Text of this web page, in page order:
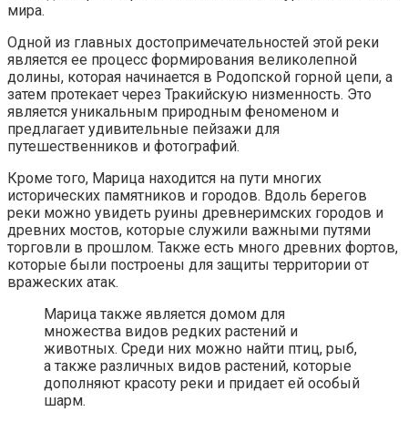
мира.
Одной из главных достопримечательностей этой реки
является ее процесс формирования великолепной
долины, которая начинается в Родопской горной цепи, а
затем протекает через Тракийскую низменность. Это
является уникальным природным феноменом и
предлагает удивительные пейзажи для
путешественников и фотографий.
Кроме того, Марица находится на пути многих
исторических памятников и городов. Вдоль берегов
реки можно увидеть руины древнеримских городов и
древних мостов, которые служили важными путями
торговли в прошлом. Также есть много древних фортов,
которые были построены для защиты территории от
вражеских атак.
Марица также является домом для
множества видов редких растений и
животных. Среди них можно найти птиц, рыб,
а также различных видов растений, которые
дополняют красоту реки и придает ей особый
шарм.